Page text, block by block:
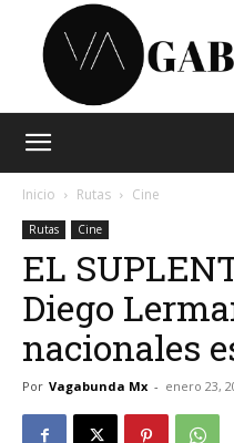
Inicio Rutas Cine
Rutas Cine
EL
Diego
nacionales
Por Vagabunda Mx - enero 23,